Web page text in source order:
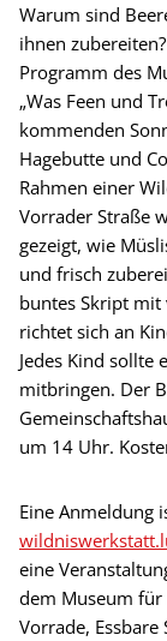
Warum sind
ihnen
Programm des
„Was Feen und
kommenden
Hagebutte und
Rahmen einer
Vorrader Straße
gezeigt, wie
und frisch
buntes Skript mit
richtet sich an
Jedes Kind sollte
mitbringen. Der
um 14 Uhr.
Eine Anmeldung
eine
dem Museum
Vorrade,